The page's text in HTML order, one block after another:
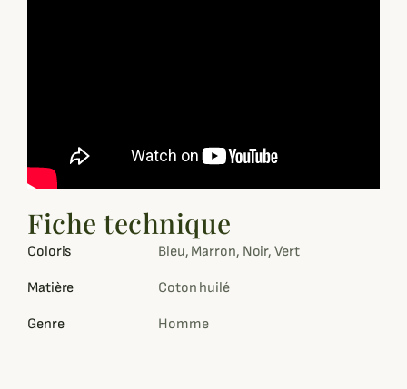
Fiche technique
Coloris Bleu, Marron, Noir, Vert
Matière Coton huilé
Genre Homme